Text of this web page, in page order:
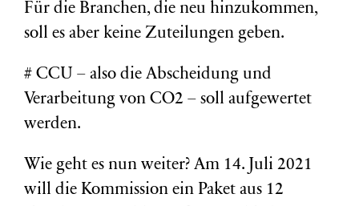
Für die Branchen, die neu hinzukommen,
soll es aber keine Zuteilungen geben.
# CCU – also die Abscheidung und
Verarbeitung von CO2 – soll aufgewertet
werden.
Wie geht es nun weiter? Am 14. Juli 2021
will die Kommission ein Paket aus 12